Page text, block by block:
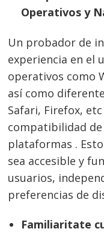
Operativos y
Un probador de
experiencia en el
operativos como
así como
Safari, Firefox,
compatibilidad
plataformas .
sea accesible y
usuarios,
preferencias de
Familiaritate